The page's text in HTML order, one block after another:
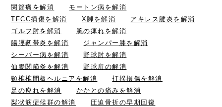
関節痛を解消
モートン病を解消
TFCC損傷を解消
X脚を解消
アキレス腱炎を解消
ゴルフ肘を解消
腕の痺れを解消
腸脛靭帯炎を解消
ジャンパー膝を解消
シーバー病を解消
野球肘を解消
仙腸関節炎を解消
野球肩の解消
頸椎椎間板ヘルニアを解消
打撲損傷を解消
足の痺れを解消
かかとの痛みを解消
梨状筋症候群の解消
圧迫骨折の早期回復